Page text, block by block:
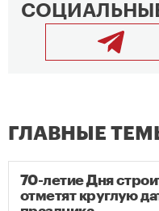
ГЛАВНЫЕ
70-летие Дня
отметят круглую